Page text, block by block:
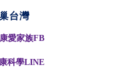
台灣
愛家族FB
科學LINE